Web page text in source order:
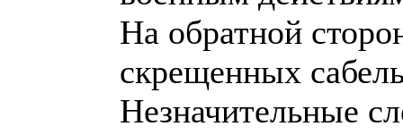
На обратной
скрещенных
Незначительные